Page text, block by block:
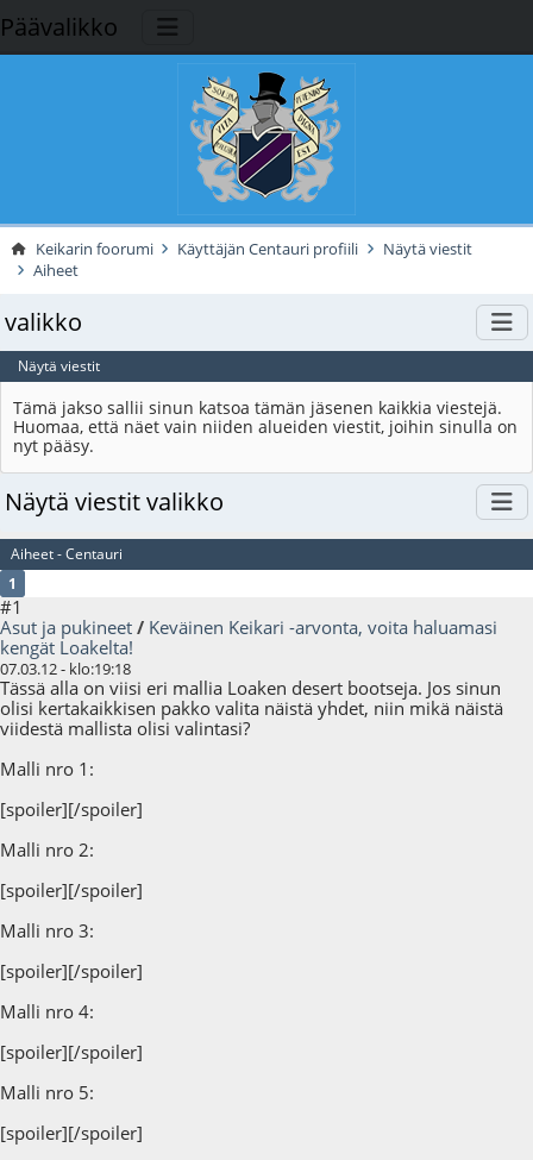
Päävalikko
Keikarin foorumi Käyttäjän Centauri profiili
Näytä viestit
Aiheet
valikko
Näytä viestit
Tämä jakso sallii sinun katsoa tämän jäsenen kaikkia viestejä.
Huomaa, että näet vain niiden alueiden viestit, joihin sinulla on
nyt pääsy.
Näytä viestit valikko
Aiheet - Centauri
1
#1
Asut ja pukineet / Keväinen Keikari -arvonta, voita haluamasi
kengät Loakelta!
07.03.12 - klo:19:18
Tässä alla on viisi eri mallia Loaken desert bootseja. Jos sinun
olisi kertakaikkisen pakko valita näistä yhdet, niin mikä näistä
viidestä mallista olisi valintasi?
Malli nro 1:
[spoiler][/spoiler]
Malli nro 2:
[spoiler][/spoiler]
Malli nro 3:
[spoiler][/spoiler]
Malli nro 4:
[spoiler][/spoiler]
Malli nro 5:
[spoiler][/spoiler]